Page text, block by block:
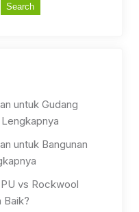
Search
untuk Gudang
untuk Bangunan
vs Rockwool
Baik?